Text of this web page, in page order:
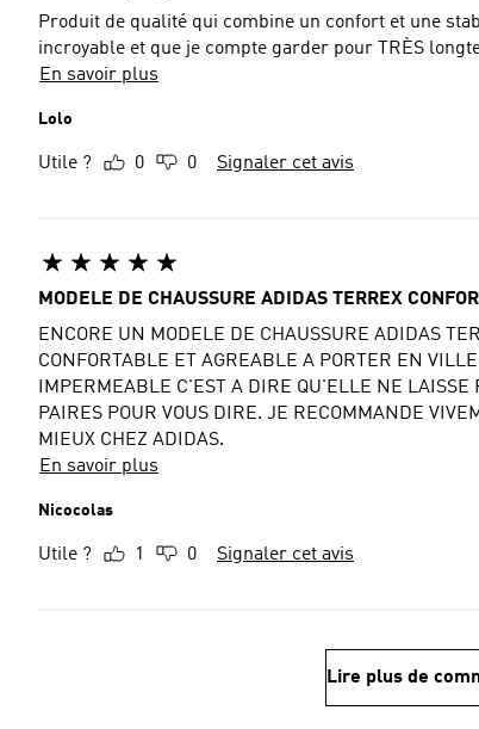
Produit de qualité qui combine un confort et une stabilité super ! Je début en trail et c’est
incroyable et que je compte garder pour TRÈS
En savoir plus
Lolo
Utile ? 0 0 Signaler cet avis
MODELE DE CHAUSSURE ADIDAS TERREX
ENCORE UN MODELE DE CHAUSSURE ADIDAS
CONFORTABLE ET AGREABLE A PORTER EN VILLE OU PENDANT LE
IMPERMEABLE C'EST A DIRE QU'ELLE NE
PAIRES POUR VOUS DIRE. JE RECOMMANDE
MIEUX CHEZ ADIDAS.
En savoir plus
Nicocolas
Utile ? 1 0 Signaler cet avis
Lire plus de